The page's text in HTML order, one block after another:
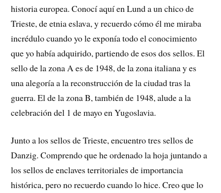
historia europea. Conocí aquí en Lund a un chico de
Trieste, de etnia eslava, y recuerdo cómo él me miraba
incrédulo cuando yo le exponía todo el conocimiento
que yo había adquirido, partiendo de esos dos sellos. El
sello de la zona A es de 1948, de la zona italiana y es
una alegoría a la reconstrucción de la ciudad tras la
guerra. El de la zona B, también de 1948, alude a la
celebración del 1 de mayo en Yugoslavia.
Junto a los sellos de Trieste, encuentro tres sellos de
Danzig. Comprendo que he ordenado la hoja juntando a
los sellos de enclaves territoriales de importancia
histórica, pero no recuerdo cuando lo hice. Creo que lo